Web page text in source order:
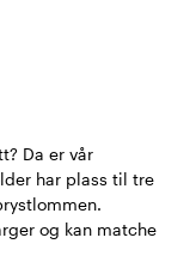
Da er vår
har plass til tre
og kan matche